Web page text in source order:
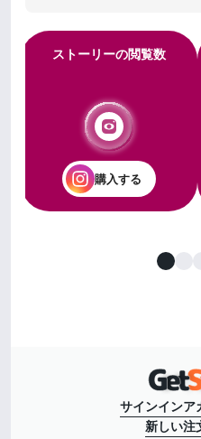
ストーリーの閲覧数
購入する
サインインア
新しい注